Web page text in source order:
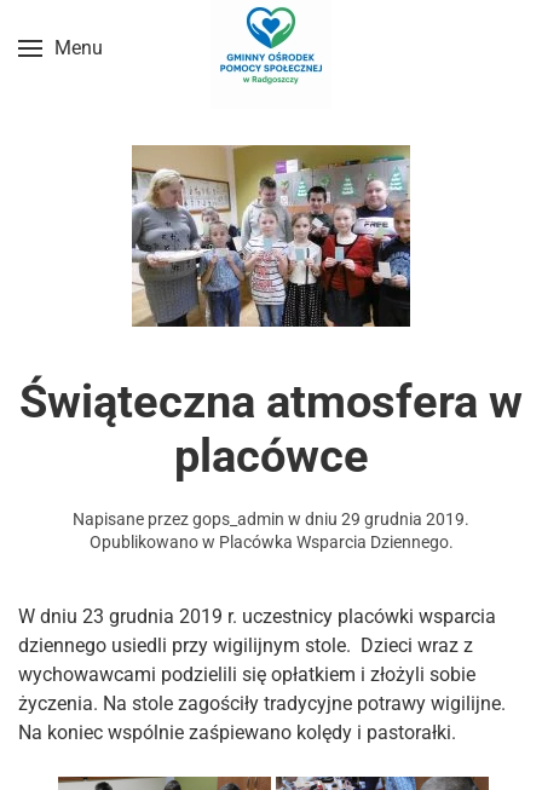
Przejdź do treści głównej
Menu
Świąteczna atmosfera w
placówce
Napisane przezgops_admin w dniu 29 grudnia 2019.
Opublikowano w Placówka Wsparcia Dziennego.
W dniu 23 grudnia 2019 r. uczestnicy placówki wsparcia
dziennego usiedli przy wigilijnym stole. Dzieci wraz z
wychowawcami podzielili się opłatkiem i złożyli sobie
życzenia. Na stole zagościły tradycyjne potrawy wigilijne.
Na koniec wspólnie zaśpiewano kolędy i pastorałki.